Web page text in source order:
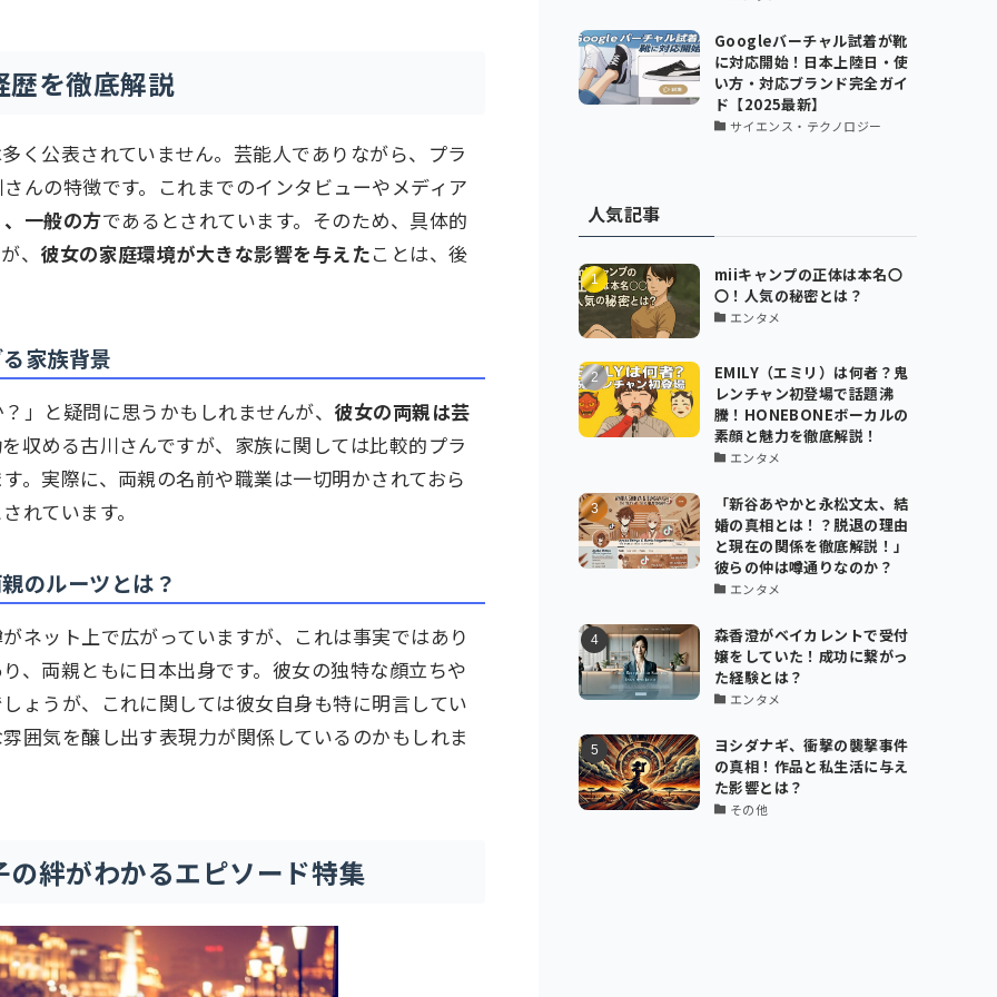
歴を徹底解説
く公表されていません。芸能人でありながら、プラ
んの特徴です。これまでのインタビューやメディア
一般の方であるとされています。そのため、具体的
、 彼女の家庭環境が大きな影響を与えたことは、後
家族背景
」と疑問に思うかもしれませんが、 彼女の両親は芸
収める古川さんですが、家族に関しては比較的プラ
。実際に、両親の名前や職業は一切明かされておら
れています。
のルーツとは？
ネット上で広がっていますが、これは事実ではあり
、両親ともに日本出身です。彼女の独特な顔立ちや
ょうが、これに関しては彼女自身も特に明言してい
囲気を醸し出す表現力が関係しているのかもしれま
絆がわかるエピソード特集
Googleバーチャル試着が靴
に対応開始！日本上陸日・使
い方・対応ブランド完全ガイ
ド【2025最新】
サイエンス・テクノロジー
人気記事
miiキャンプの正体は本名〇
〇！人気の秘密とは？
エンタメ
EMILY（エミリ）は何者？鬼
レンチャン初登場で話題沸
騰！HONEBONEボーカルの
素顔と魅力を徹底解説！
エンタメ
「新谷あやかと永松文太、結
婚の真相とは！？脱退の理由
と現在の関係を徹底解説！」
彼らの仲は噂通りなのか？
エンタメ
森香澄がベイカレントで受付
嬢をしていた！成功に繋がっ
た経験とは？
エンタメ
ヨシダナギ、衝撃の襲撃事件
の真相！作品と私生活に与え
た影響とは？
その他